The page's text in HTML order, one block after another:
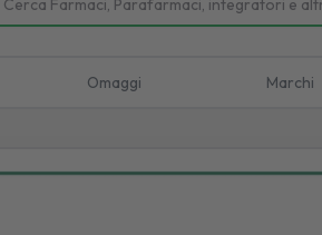
Omaggi Marchi